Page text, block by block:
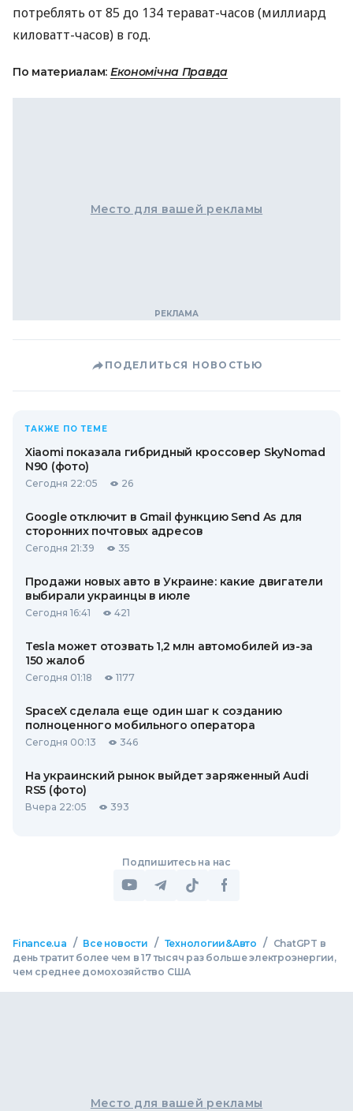
потреблять от 85 до 134 терават-часов (миллиард
киловатт-часов) в год.
По материалам: Економічна Правда
Место для вашей рекламы
ПОДЕЛИТЬСЯ НОВОСТЬЮ
ТАКЖЕ ПО ТЕМЕ
Xiaomi показала гибридный кроссовер SkyNomad
N90 (фото)
Сегодня 22:05 26
Google отключит в Gmail функцию Send As для
сторонних почтовых адресов
Сегодня 21:39 35
Продажи новых авто в Украине: какие двигатели
выбирали украинцы в июле
Сегодня 16:41 421
Tesla может отозвать 1,2 млн автомобилей из-за
150 жалоб
Сегодня 01:18 1177
SpaceX сделала еще один шаг к созданию
полноценного мобильного оператора
Сегодня 00:13 346
На украинский рынок выйдет заряженный Audi
RS5 (фото)
Вчера 22:05 393
Подпишитесь на нас
Finance.ua / Все новости / Технологии&Авто /
ChatGPT в
день тратит более чем в 17 тысяч раз больше электроэнергии,
чем среднее домохозяйство США
Место для вашей рекламы